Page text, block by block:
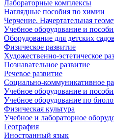
Лабораторные комплексы
Наглядные пособия по химии
Черчение. Начертательная
Учебное оборудование и
Оборудование для детских садов
Физическое развитие
Художественно-эстетическое
Познавательное развитие
Речевое развитие
Социально-коммуникативное
Учебное оборудование и
Учебное оборудование по
Физическая культура
Учебное и лабораторное
География
Иностранный язык